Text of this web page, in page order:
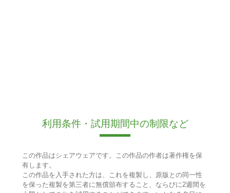
利用条件・試用期間中の制限など
この作品はシェアウェアです。この作品の作者は著作権を保
有します。
この作品を入手された方は、これを複製し、原版との同一性
を保った複製を第三者に無償頒布すること、ならびに2週間を